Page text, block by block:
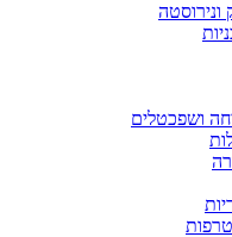
ושפכטלים